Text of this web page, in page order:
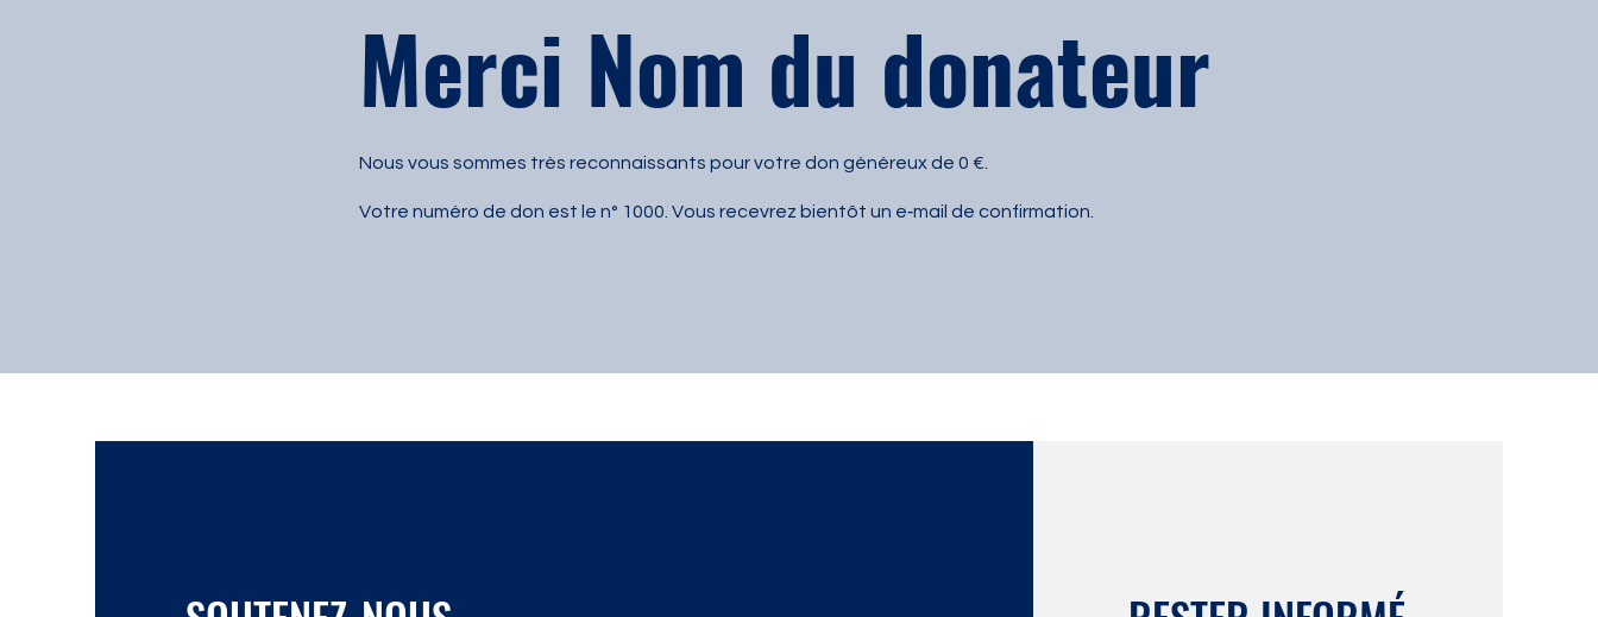
Merci Nom du donateur
Nous vous sommes très reconnaissants pour votre don généreux de 0 €.
Votre numéro de don est le n° 1000. Vous recevrez bientôt un e‑mail de confirmation.